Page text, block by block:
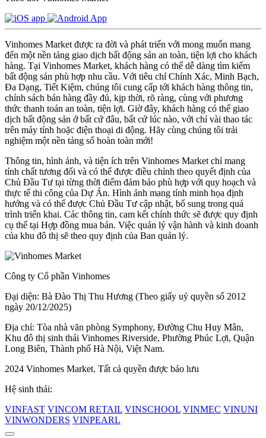
Vinhomes Market được ra đời và phát triển với mong muốn mang
đến một nền tảng giao dịch bất động sản an toàn, tiện lợi cho khách
hàng. Tại Vinhomes Market, khách hàng có thể dễ dàng tìm kiếm
bất động sản phù hợp nhu cầu. Với tiêu chí Chính Xác, Minh Bạch,
Đa Dạng, Tiết Kiệm, chúng tôi cung cấp tới khách hàng thông tin,
chính sách bán hàng đầy đủ, kịp thời, rõ ràng, cùng với phương
thức thanh toán an toàn, tiện lợi. Giờ đây, khách hàng có thể giao
dịch bất động sản ở bất cứ đâu, bất cứ lúc nào, với chỉ vài thao tác
trên máy tính hoặc điện thoại di động. Hãy cùng chúng tôi trải
nghiệm một nền tảng số hoàn toàn mới!
Thông tin, hình ảnh, và tiện ích trên Vinhomes Market chỉ mang
tính chất tương đối và có thể được điều chỉnh theo quyết định của
Chủ Đầu Tư tại từng thời điểm đảm bảo phù hợp với quy hoạch và
thực tế thi công của Dự Án. Hình ảnh mang tính minh họa định
hướng và có thể được Chủ Đầu Tư cập nhật, bổ sung trong quá
trình triển khai. Các thông tin, cam kết chính thức sẽ được quy định
cụ thể tại Hợp đồng mua bán. Việc quản lý vận hành và kinh doanh
của khu đô thị sẽ theo quy định của Ban quản lý.
Công ty Cổ phần Vinhomes
Đại diện: Bà Đào Thị Thu Hương (Theo giấy uỷ quyền số 2012
ngày 20/12/2025)
Địa chỉ: Tòa nhà văn phòng Symphony, Đường Chu Huy Mân,
Khu đô thị sinh thái Vinhomes Riverside, Phường Phúc Lợi, Quận
Long Biên, Thành phố Hà Nội, Việt Nam.
2024 Vinhomes Market. Tất cả quyền được bảo lưu
Hệ sinh thái:
VINFAST VINCOM RETAIL VINSCHOOL VINMEC VINUNI
VINWONDERS VINPEARL